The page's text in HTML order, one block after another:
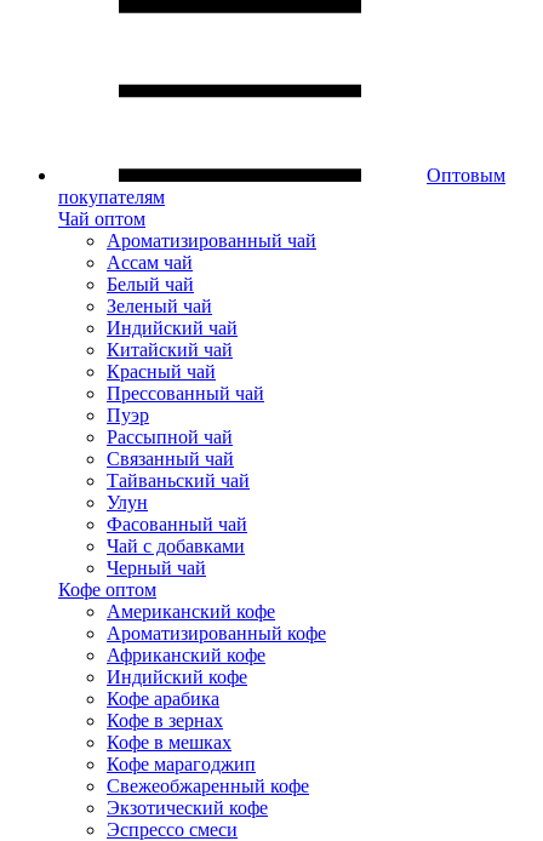
Оптовым
покупателям
Чай оптом
Ароматизированный чай
Ассам чай
Белый чай
Зеленый чай
Индийский чай
Китайский чай
Красный чай
Прессованный чай
Пуэр
Рассыпной чай
Связанный чай
Тайваньский чай
Улун
Фасованный чай
Чай с добавками
Черный чай
Кофе оптом
Американский кофе
Ароматизированный кофе
Африканский кофе
Индийский кофе
Кофе арабика
Кофе в зернах
Кофе в мешках
Кофе марагоджип
Свежеобжаренный кофе
Экзотический кофе
Эспрессо смеси